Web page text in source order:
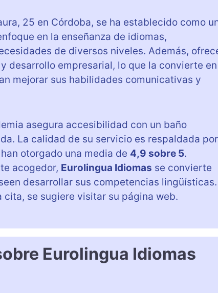
25 en Córdoba, se ha establecido como
en la enseñanza de idiomas,
de diversos niveles. Además,
desarrollo empresarial, lo que la convierte en
mejorar sus habilidades comunicativas y
asegura accesibilidad con un baño
La calidad de su servicio es respaldada por
otorgado una media de 4,9 sobre 5.
acogedor, Eurolingua Idiomas se convierte
desarrollar sus competencias lingüísticas.
se sugiere visitar su página web.
Eurolingua Idiomas